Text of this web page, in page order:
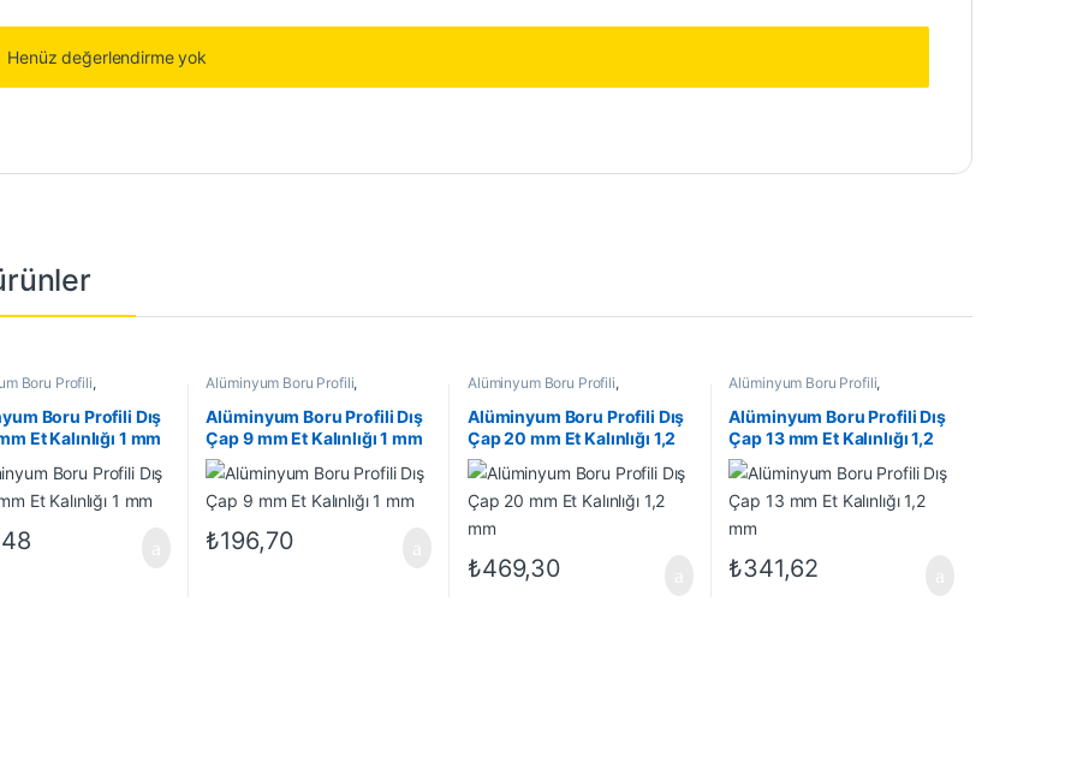
Henüz değerlendirme yok
Boru Profili,
Profil
Boru Profili Dış
Et Kalınlığı 1 mm
Alüminyum Boru Profili,
Alüminyum Profil
İndirimli Ürünler
Alüminyum Boru Profili Dış
Çap 9 mm Et Kalınlığı 1 mm
₺196,70
Alüminyum Boru Profili,
Alüminyum Profil
İndirimli Ürünler
Alüminyum Boru Profili Dış
Çap 20 mm Et Kalınlığı 1,2
mm
₺469,30
Alüminyum Boru Profili,
Alüminyum Profil
İndirimli Ürünler
Alüminyum Boru Profili Dış
Çap 13 mm Et Kalınlığı 1,2
mm
₺341,62